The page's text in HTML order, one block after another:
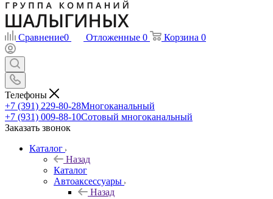
Сравнение0 Отложенные 0 Корзина 0
Телефоны
+7 (391) 229-80-28Многоканальный
+7 (931) 009-88-10Сотовый многоканальный
Заказать звонок
Каталог
Назад
Каталог
Автоаксессуары
Назад